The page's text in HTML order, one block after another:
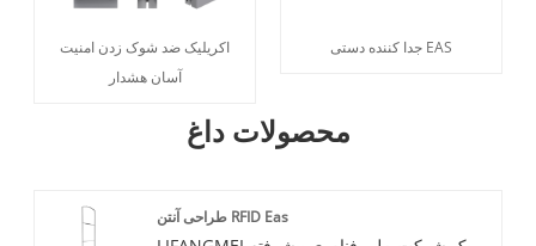
اکریلیک ضد شوک زدن امنیت
آسان هشدار
جدا کننده دستی EAS
محصولات داغ
طراحی آنتن RFID Eas